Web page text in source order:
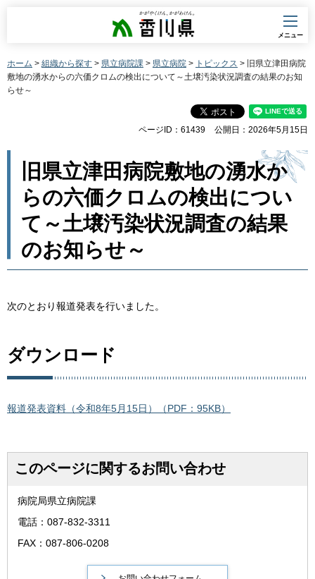
香川県
メニュー
ホーム > 組織から探す > 県立病院課 > 県立病院 > トピックス > 旧県立津田病院
敷地の湧水からの六価クロムの検出について～土壌汚染状況調査の結果のお知
らせ～
ページID：61439 公開日：2026年5月15日
旧県立津田病院敷地の湧水か
らの六価クロムの検出につい
て～土壌汚染状況調査の結果
のお知らせ～
次のとおり報道発表を行いました。
ダウンロード
報道発表資料（令和8年5月15日）（PDF：95KB）
このページに関するお問い合わせ
病院局県立病院課
電話：087-832-3311
FAX：087-806-0208